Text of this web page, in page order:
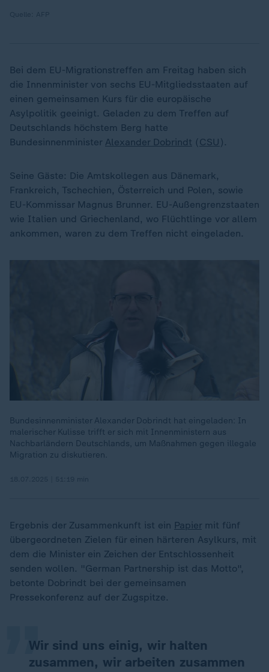
Bei dem EU-Migrationstreffen am Freitag haben sich
die Innenminister von sechs EU-Mitgliedsstaaten auf
einen gemeinsamen Kurs für die europäische
Asylpolitik geeinigt. Geladen zu dem Treffen auf
Deutschlands höchstem Berg hatte
Bundesinnenminister Alexander Dobrindt (CSU ).
Seine Gäste: Die Amtskollegen aus Dänemark,
Frankreich, Tschechien, Österreich und Polen, sowie
EU-Kommissar Magnus Brunner. EU-Außengrenzstaaten
wie Italien und Griechenland, wo Flüchtlinge vor allem
ankommen, waren zu dem Treffen nicht eingeladen.
Bundesinnenminister Alexander Dobrindt hat eingeladen: In
malerischer Kulisse trifft er sich mit Innenministern aus
Nachbarländern Deutschlands, um Maßnahmen gegen illegale
Migration zu diskutieren.
Ergebnis der Zusammenkunft ist ein Papier mit fünf
übergeordneten Zielen für einen härteren Asylkurs, mit
dem die Minister ein Zeichen der Entschlossenheit
senden wollen. "German Partnership ist das Motto",
betonte Dobrindt bei der gemeinsamen
Pressekonferenz auf der Zugspitze.
Wir sind uns einig, wir halten
zusammen, wir arbeiten zusammen
„